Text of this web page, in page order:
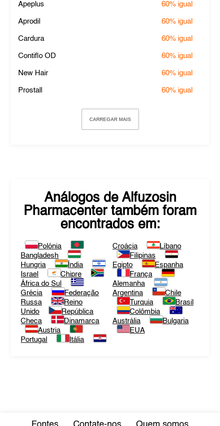
Apeplus 60% igual
Aprodil 60% igual
Cardura 60% igual
Contiflo OD 60% igual
New Hair 60% igual
Prostall 60% igual
CARREGAR MAIS
Análogos de Alfuzosin
Pharmacentertambém foram
encontrados em:
Polónia
Bangladesh
Hungria
Índia
Israel
Chipre
África do Sul
Grécia
Federação
Russa
Reino
Unido
República
Checa
Dinamarca
Austria
Portugal
Itália
Croácia
Líbano
Filipinas
Egipto
Espanha
França
Alemanha
Argentina
Chile
Turquia
Brasil
Colômbia
Austrália
Bulgaria
EUA